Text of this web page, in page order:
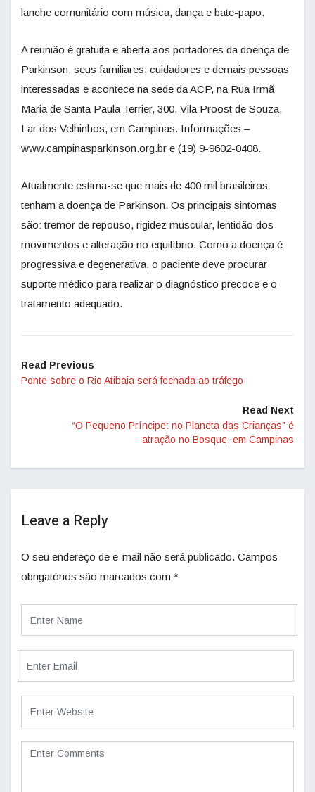
lanche comunitário com música, dança e bate-papo.
A reunião é gratuita e aberta aos portadores da doença de
Parkinson, seus familiares, cuidadores e demais pessoas
interessadas e acontece na sede da ACP, na Rua Irmã
Maria de Santa Paula Terrier, 300, Vila Proost de Souza,
Lar dos Velhinhos, em Campinas. Informações –
www.campinasparkinson.org.br e (19) 9-9602-0408.
Atualmente estima-se que mais de 400 mil brasileiros
tenham a doença de Parkinson. Os principais sintomas
são: tremor de repouso, rigidez muscular, lentidão dos
movimentos e alteração no equilíbrio. Como a doença é
progressiva e degenerativa, o paciente deve procurar
suporte médico para realizar o diagnóstico precoce e o
tratamento adequado.
Read Previous
Ponte sobre o Rio Atibaia será fechada ao tráfego
Read Next
“O Pequeno Príncipe: no Planeta das Crianças” é
atração no Bosque, em Campinas
Leave a Reply
O seu endereço de e-mail não será publicado. Campos
obrigatórios são marcados com *